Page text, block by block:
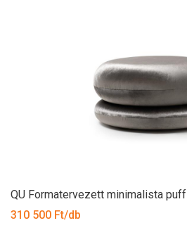
QU Formatervezett minimalista puff
310 500 Ft/db